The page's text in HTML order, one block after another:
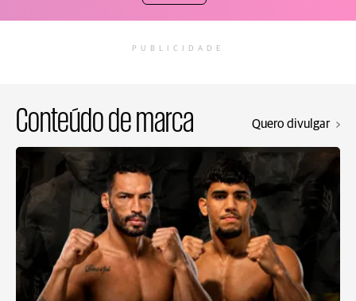
PUBLICIDADE
Conteúdo de marca Quero divulgar